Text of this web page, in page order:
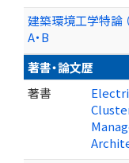
建築環境工学特論
A・B
著書・論文歴
著書